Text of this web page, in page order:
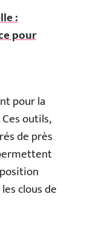
:
pour
pour la
outils,
de près
clous de